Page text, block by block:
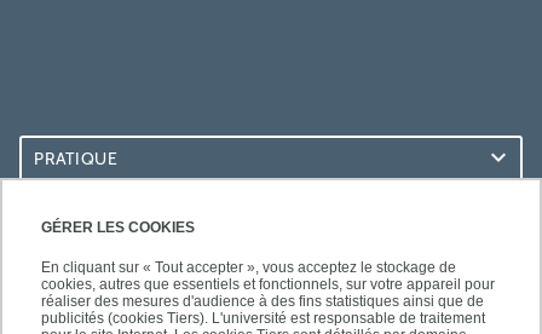
GÉRER LES COOKIES
En cliquant sur « Tout accepter », vous acceptez le stockage de
cookies, autres que essentiels et fonctionnels, sur votre appareil pour
réaliser des mesures d'audience à des fins statistiques ainsi que de
publicités (cookies Tiers). L'université est responsable de traitement
PRATIQUE
ACCÈS RAPIDES